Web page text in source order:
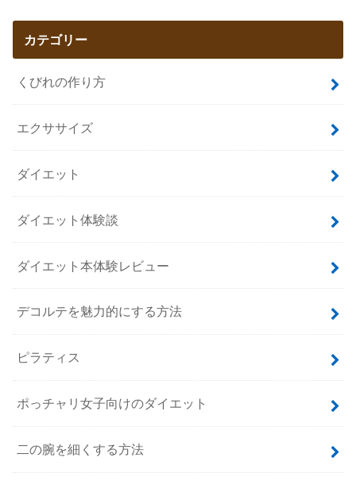
カテゴリー
くびれの作り方
エクササイズ
ダイエット
ダイエット体験談
ダイエット本体験レビュー
デコルテを魅力的にする方法
ピラティス
ポっチャリ女子向けのダイエット
二の腕を細くする方法